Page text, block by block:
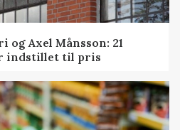
Axel Månsson: 21
indstillet til pris